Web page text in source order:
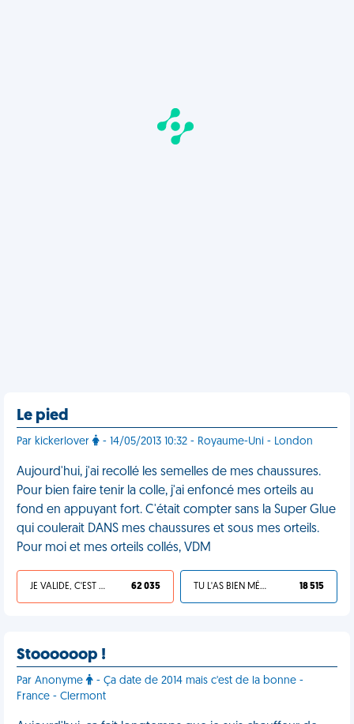
Le pied
Par kickerlover - 14/05/2013 10:32 - Royaume-Uni - London
Aujourd'hui, j'ai recollé les semelles de mes chaussures.
Pour bien faire tenir la colle, j'ai enfoncé mes orteils au
fond en appuyant fort. C'était compter sans la Super Glue
qui coulerait DANS mes chaussures et sous mes orteils.
Pour moi et mes orteils collés, VDM
JE VALIDE, C'EST UNE VDM 62 035 TU L'AS BIEN MÉRITÉ 18 515
Stoooooop !
Par Anonyme
- Ça date de 2014 mais c'est de la bonne -
France - Clermont